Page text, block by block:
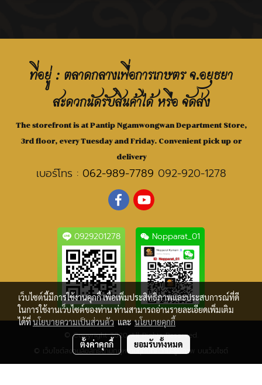
ที่อยู่ : ตลาดกลางเพื่อการเกษตร จ.อยุธยา
สะดวกนัดรับสินค้าได้ หรือ จัดส่ง
The storefront is at Pantip Ngamwongwan Department Store,
3rd floor, every Tuesday and Friday. Convenient pick up or
delivery
เบอร์โทร : 062-989-7789 092-920-1278
0929201278 Nopparat_01
© Copyright 2020 All Rights Reserved.
© เว็บไซต์สงวนลิขสิทธิ์ตามกฎหมายทุกบทความ-รูปภาพ บนเว็บไซต์
เว็บไซต์นี้มีการใช้งานคุกกี้ เพื่อเพิ่มประสิทธิภาพและประสบการณ์ที่ดี
ในการใช้งานเว็บไซต์ของท่าน ท่านสามารถอ่านรายละเอียดเพิ่มเติม
ได้ที่นโยบายความเป็นส่วนตัวและนโยบายคุกกี้
ตั้งค่าคุกกี้ ยอมรับทั้งหมด